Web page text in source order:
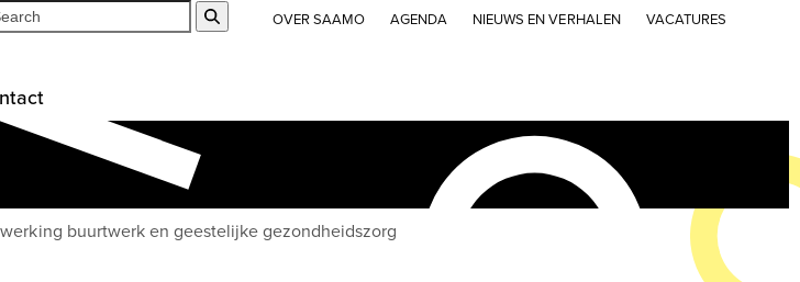
OVER SAAMO AGENDA NIEUWS EN VERHALEN VACATURES
buurtwerk en geestelijke gezondheidszorg